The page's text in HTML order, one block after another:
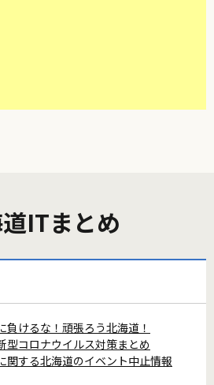
ITまとめ
けるな！頑張ろう北海道！
型コロナウイルス対策まとめ
関する北海道のイベント中止情報